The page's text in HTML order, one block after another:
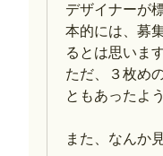
デザイナーが
本的には、募
るとは思います
ただ、３枚め
ともあったよ
また、なんか